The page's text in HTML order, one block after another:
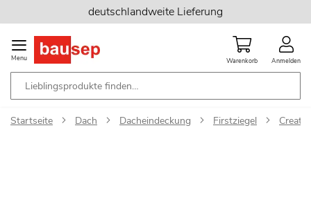
Inhalt
springen
deutschlandweite Lieferung
Menu Warenkorb Anmelden
Startseite Dach Dacheindeckung Firstziegel